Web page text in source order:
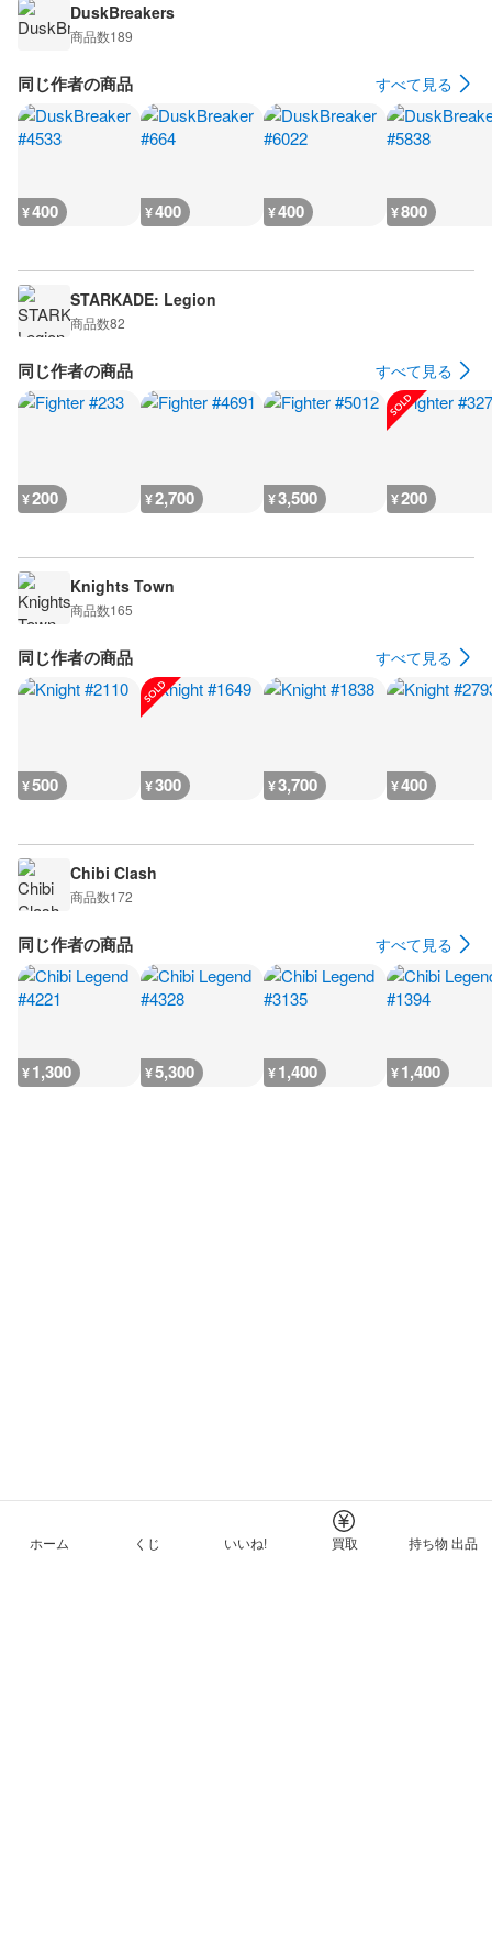
DuskBreakers
商品数189
同じ作者の商品 すべて見る
¥400 ¥400 ¥400 ¥800
STARKADE: Legion
商品数82
同じ作者の商品 すべて見る
¥200 ¥2,700 ¥3,500 ¥200
Knights Town
商品数165
同じ作者の商品 すべて見る
¥500 ¥300 ¥3,700 ¥400
Chibi Clash
商品数172
同じ作者の商品 すべて見る
¥1,300 ¥5,300 ¥1,400 ¥1,400
ホーム くじ いいね! 買取 持ち物 出品